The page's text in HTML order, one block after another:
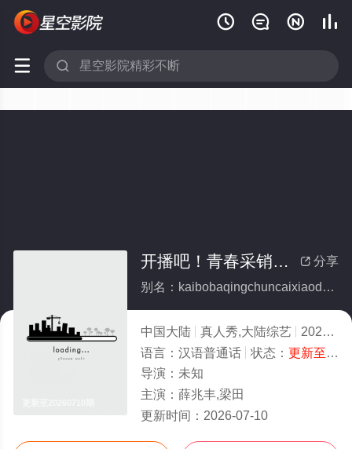
   
 
 分享
开播吧！青春采销第2季
别名：kaibobaqingchuncaixiaodi2ji
中国大陆 真人秀,大陆综艺 2026
语言： 汉语普通话 状态： 更新至20260710期
导演： 未知
主演： 薛兆丰,梁田
更新时间： 2026-07-10